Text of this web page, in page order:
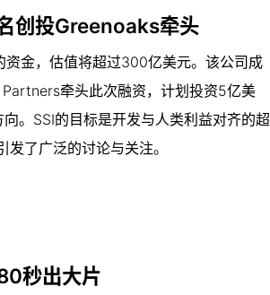
创投Greenoaks牵头
金，估值将超过300亿美元。该公司成
牵头此次融资，计划投资5亿美
。SSI的目标是开发与人类利益对齐的超
了广泛的讨论与关注。
秒出大片